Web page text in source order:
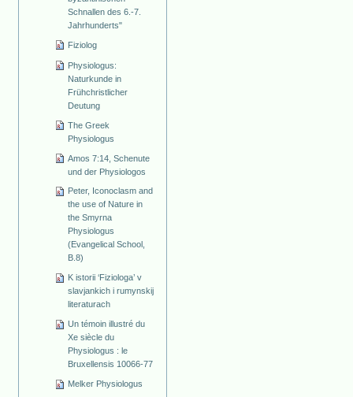
Schnallen des 6.-7.
Jahrhunderts"
Fiziolog
Physiologus:
Naturkunde in
Frühchristlicher
Deutung
The Greek
Physiologus
Amos 7:14, Schenute
und der Physiologos
Peter, Iconoclasm and
the use of Nature in
the Smyrna
Physiologus
(Evangelical School,
B.8)
K istorii ‘Fiziologa’ v
slavjankich i rumynskij
literaturach
Un témoin illustré du
Xe siècle du
Physiologus : le
Bruxellensis 10066-77
Melker Physiologus